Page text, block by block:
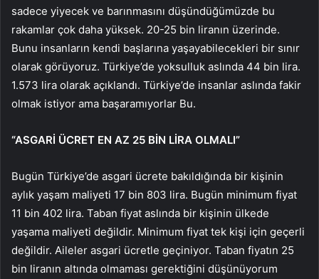
sadece yiyecek ve barınmasını düşündüğümüzde bu
rakamlar çok daha yüksek. 20-25 bin liranın üzerinde.
Bunu insanların kendi başlarına yaşayabilecekleri bir sınır
olarak görüyoruz. Türkiye’de yoksulluk aslında 44 bin lira.
1.573 lira olarak açıklandı. Türkiye’de insanlar aslında fakir
olmak istiyor ama başaramıyorlar Bu.
“ASGARİ ÜCRET EN AZ 25 BİN LİRA OLMALI”
Bugün Türkiye’de asgari ücrete bakıldığında bir kişinin
aylık yaşam maliyeti 17 bin 803 lira. Bugün minimum fiyat
11 bin 402 lira. Taban fiyat aslında bir kişinin ülkede
yaşama maliyeti değildir. Minimum fiyat tek kişi için geçerli
değildir. Aileler asgari ücretle geçiniyor. Taban fiyatın 25
bin liranın altında olmaması gerektiğini düşünüyorum